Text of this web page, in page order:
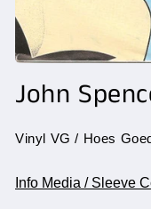
in
John
Vinyl VG / Hoes
Info Media / Sleeve